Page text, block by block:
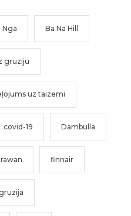
Nga Ba Na Hill
gruziju
uz taizemi
covid-19 Dambulla
finnair